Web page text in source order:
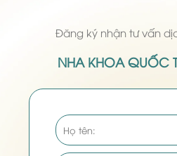
Đăng ký nhận tư vấn
NHA KHOA QUỐC